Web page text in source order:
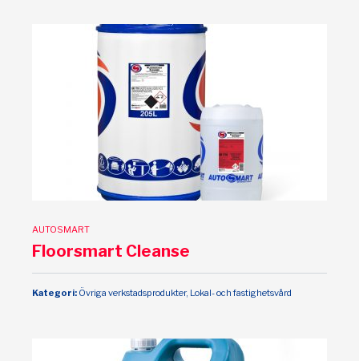
AUTOSMART
Floorsmart Cleanse
Kategori: Övriga verkstadsprodukter, Lokal- och fastighetsvård